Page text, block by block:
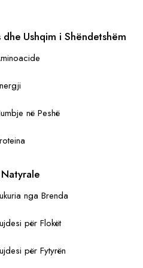
dhe Ushqim i Shëndetshëm
në Peshë
nga Brenda
për Flokët
për Fytyrën